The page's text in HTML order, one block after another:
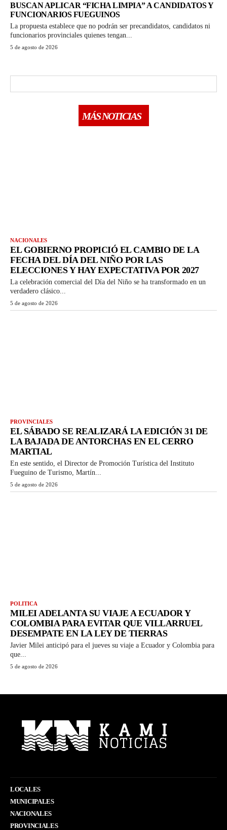
BUSCAN APLICAR “FICHA LIMPIA” A CANDIDATOS Y
FUNCIONARIOS FUEGUINOS
La propuesta establece que no podrán ser precandidatos, candidatos ni
funcionarios provinciales quienes tengan...
5 de agosto de 2026
MÁS NOTICIAS
NACIONALES
EL GOBIERNO PROPICIÓ EL CAMBIO DE LA
FECHA DEL DÍA DEL NIÑO POR LAS
ELECCIONES Y HAY EXPECTATIVA POR 2027
La celebración comercial del Día del Niño se ha transformado en un
verdadero clásico...
5 de agosto de 2026
PROVINCIALES
EL SÁBADO SE REALIZARÁ LA EDICIÓN 31 DE
LA BAJADA DE ANTORCHAS EN EL CERRO
MARTIAL
En este sentido, el Director de Promoción Turística del Instituto
Fueguino de Turismo, Martín...
5 de agosto de 2026
POLITICA
MILEI ADELANTA SU VIAJE A ECUADOR Y
COLOMBIA PARA EVITAR QUE VILLARRUEL
DESEMPATE EN LA LEY DE TIERRAS
Javier Milei anticipó para el jueves su viaje a Ecuador y Colombia para
que...
5 de agosto de 2026
LOCALES
MUNICIPALES
NACIONALES
PROVINCIALES